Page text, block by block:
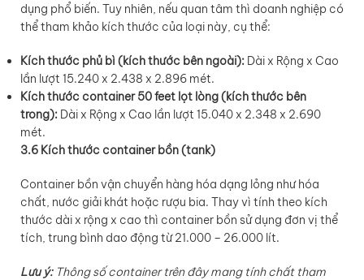
dụng phổ biến. Tuy nhiên, nếu quan tâm thì doanh nghiệp có
thể tham khảo kích thước của loại này, cụ thể:
Kích thước phủ bì (kích thước bên ngoài): Dài x Rộng x Cao
lần lượt 15.240 x 2.438 x 2.896 mét.
Kích thước container 50 feet lọt lòng (kích thước bên
trong): Dài x Rộng x Cao lần lượt 15.040 x 2.348 x 2.690
mét.
3.6 Kích thước container bồn (tank)
Container bồn vận chuyển hàng hóa dạng lỏng như hóa
chất, nước giải khát hoặc rượu bia. Thay vì tính theo kích
thước dài x rộng x cao thì container bồn sử dụng đơn vị thể
tích, trung bình dao động từ 21.000 – 26.000 lít.
Lưu ý: Thông số container trên đây mang tính chất tham